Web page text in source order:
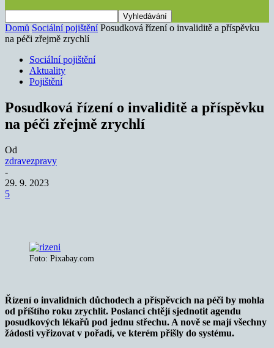
Domů Sociální pojištění Posudková řízení o invaliditě a příspěvku
na péči zřejmě zrychlí
Sociální pojištění
Aktuality
Pojištění
Posudková řízení o invaliditě a příspěvku
na péči zřejmě zrychlí
Od
zdravezpravy
-
29. 9. 2023
5
Foto: Pixabay.com
Řízení o invalidních důchodech a příspěvcích na péči by mohla
od příštího roku zrychlit. Poslanci chtějí sjednotit agendu
posudkových lékařů pod jednu střechu. A nově se mají všechny
žádosti vyřizovat v pořadí, ve kterém přišly do systému.